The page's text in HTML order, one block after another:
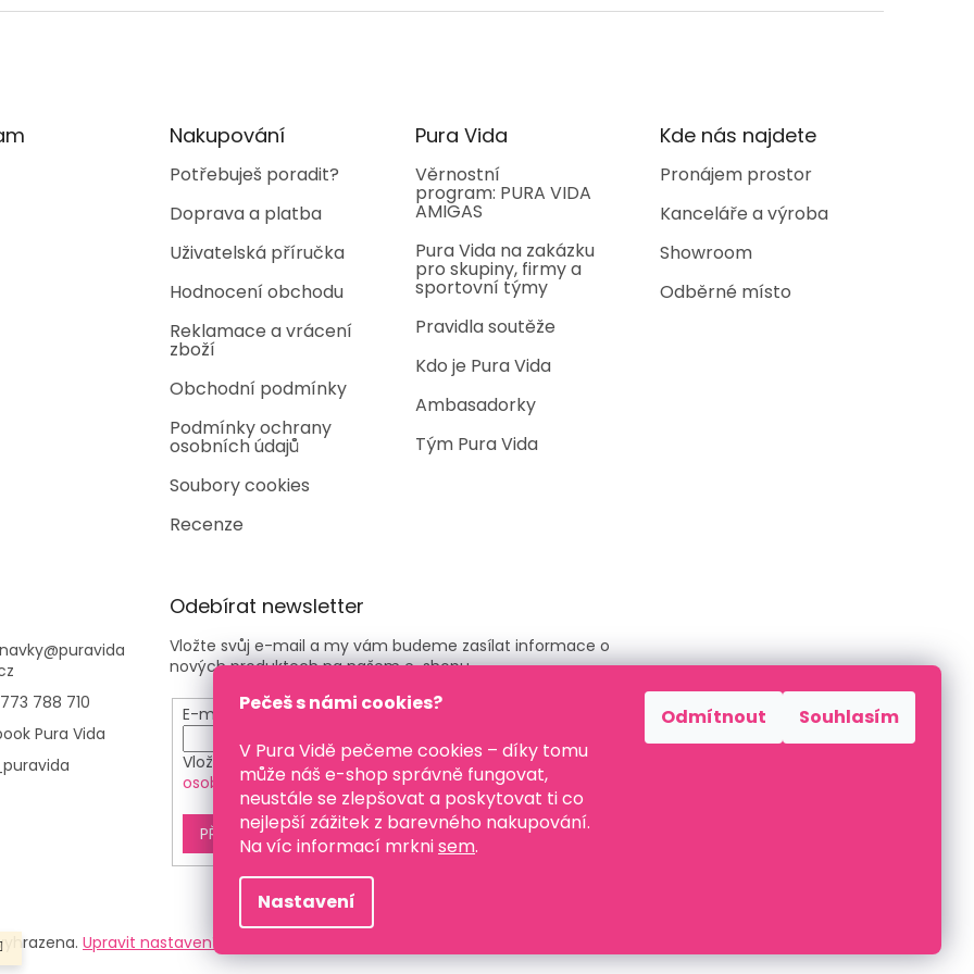
Pečeš s námi cookies?
V Pura Vidě pečeme cookies – díky tomu
může náš e-shop správně fungovat,
neustále se zlepšovat a poskytovat ti co
nejlepší zážitek z barevného nakupování.
Na víc informací mrknisem.
Nastavení
Odmítnout Souhlasím
Nakupování
Potřebuješ poradit?
Doprava a platba
Uživatelská příručka
Hodnocení obchodu
Reklamace a vrácení
zboží
Obchodní podmínky
Podmínky ochrany
osobních údajů
Soubory cookies
Recenze
Pura Vida
Věrnostní
program: PURA VIDA
AMIGAS
Pura Vida na zakázku
pro skupiny, firmy a
sportovní týmy
Pravidla soutěže
Kdo je Pura Vida
Ambasadorky
Tým Pura Vida
Kde nás najdete
Pronájem prostor
Kanceláře a výroba
Showroom
Odběrné místo
@puravida
788 710
Pura Vida
Odebírat newsletter
Vložte svůj e-mail a my vám budeme zasílat informace o
nových produktech na našem e-shopu.
E-mail
Vložením e-mailu souhlasíte s podmínkami ochrany
osobních údajů
PŘIHLÁSIT SE
Upravit nastavení cookies